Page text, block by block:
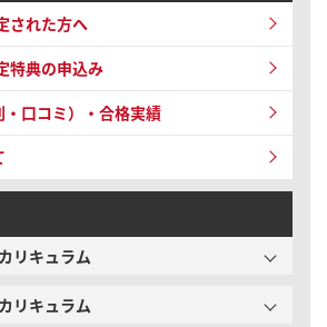
された方へ
特典の申込み
口コミ）・合格実績
リキュラム
リキュラム